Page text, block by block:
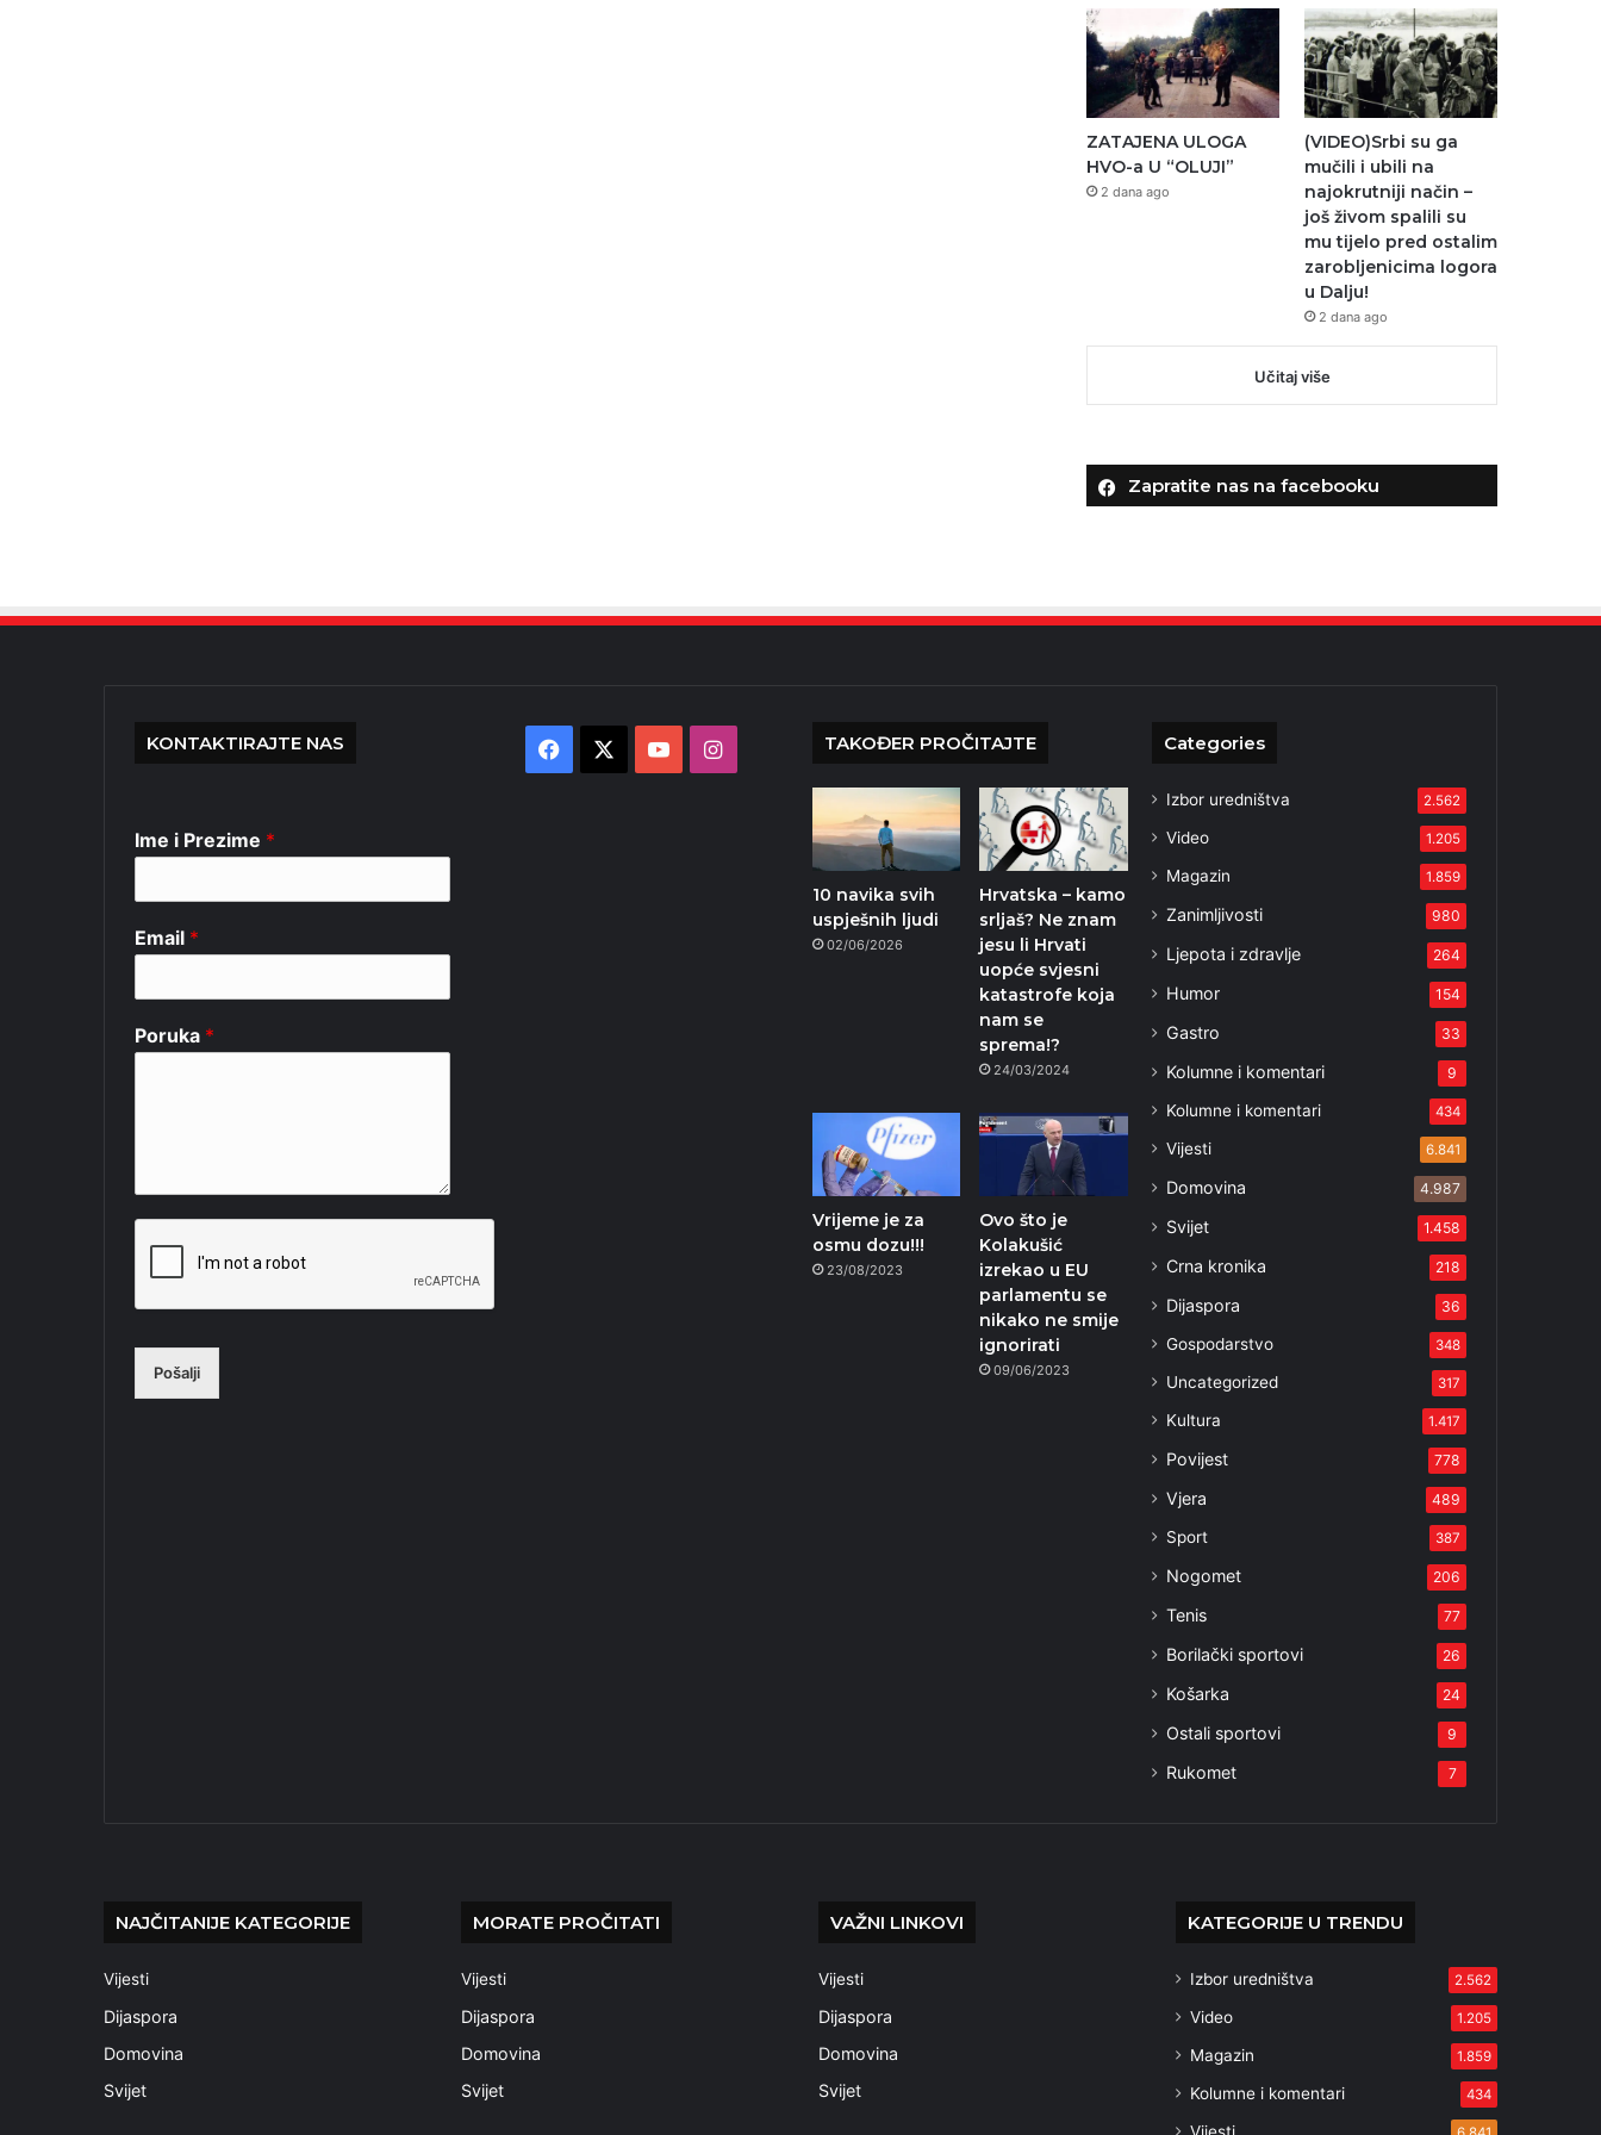
ZATAJENA ULOGA
HVO-a U “OLUJI”
2 dana ago
(VIDEO)Srbi su ga
mučili i ubili na
najokrutniji način –
još živom spalili su
mu tijelo pred ostalim
zarobljenicima logora
u Dalju!
2 dana ago
Učitaj više
Zapratite nas na facebooku
KONTAKTIRAJTE NAS
Ime i Prezime *
Email *
Poruka *
Pošalji
Facebook YouTubeInstagram TAKOĐER PROČITAJTE
10 navika svih
uspješnih ljudi
02/06/2026
Hrvatska – kamo
srljaš? Ne znam
jesu li Hrvati
uopće svjesni
katastrofe koja
nam se
sprema!?
24/03/2024
Vrijeme je za
osmu dozu!!!
23/08/2023
Ovo što je
Kolakušić
izrekao u EU
parlamentu se
nikako ne smije
ignorirati
09/06/2023
Categories
Izbor uredništva 2.562
Video 1.205
Magazin 1.859
Zanimljivosti 980
Ljepota i zdravlje 264
Humor 154
Gastro 33
Kolumne i komentari 9
Kolumne i komentari 434
Vijesti 6.841
Domovina 4.987
Svijet 1.458
Crna kronika 218
Dijaspora 36
Gospodarstvo 348
Uncategorized 317
Kultura 1.417
Povijest 778
Vjera 489
Sport 387
Nogomet 206
Tenis 77
Borilački sportovi 26
Košarka 24
Ostali sportovi 9
Rukomet 7
NAJČITANIJE KATEGORIJE
Vijesti
Dijaspora
Domovina
Svijet
MORATE PROČITATI
Vijesti
Dijaspora
Domovina
Svijet
VAŽNI LINKOVI
Vijesti
Dijaspora
Domovina
Svijet
KATEGORIJE U TRENDU
Izbor uredništva 2.562
Video 1.205
Magazin 1.859
Kolumne i komentari 434